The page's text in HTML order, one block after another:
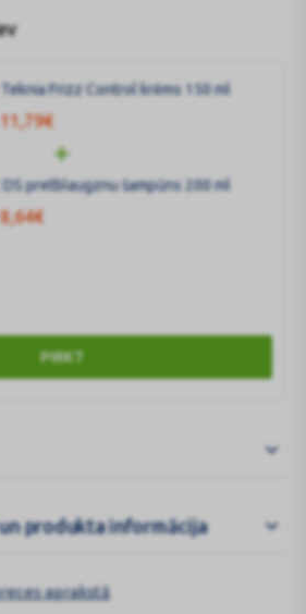
Teknia Frizz Control krēms 150 ml
11,79€
DS pretblaugznu šampūns 200 ml
8,64€
PIRKT
produkta informācija
aprakstā